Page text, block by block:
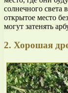
солнечного света
открытое место
могут затенять
2. Хорошая